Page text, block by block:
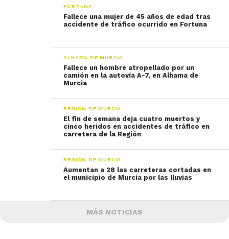
FORTUNA
Fallece una mujer de 45 años de edad tras
accidente de tráfico ocurrido en Fortuna
ALHAMA DE MURCIA
Fallece un hombre atropellado por un
camión en la autovía A-7, en Alhama de
Murcia
REGIÓN DE MURCIA
El fin de semana deja cuatro muertos y
cinco heridos en accidentes de tráfico en
carretera de la Región
REGIÓN DE MURCIA
Aumentan a 28 las carreteras cortadas en
el municipio de Murcia por las lluvias
MÁS NOTICIAS